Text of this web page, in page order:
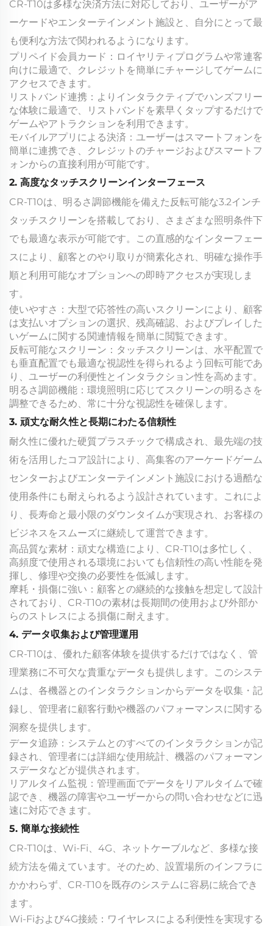
CR-T10は多様な決済方法に対応しており、ユーザーがア
ーケードやエンターテインメント施設と、自分にとって最
も便利な方法で関われるようになります。
プリペイド会員カード：ロイヤリティプログラムや常連客
向けに最適で、クレジットを簡単にチャージしてゲームに
アクセスできます。
リストバンド連携：よりインタラクティブでハンズフリー
な体験に最適で、リストバンドを素早くタップするだけで
ゲームやアトラクションを利用できます。
モバイルアプリによる決済：ユーザーはスマートフォンを
簡単に連携でき、クレジットのチャージおよびスマートフ
ォンからの直接利用が可能です。
2. 高度なタッチスクリーンインターフェース
CR-T10は、明るさ調節機能を備えた反転可能な3.2インチ
タッチスクリーンを搭載しており、さまざまな照明条件下
でも最適な表示が可能です。この直感的なインターフェー
スにより、顧客とのやり取りが簡素化され、明確な操作手
順と利用可能なオプションへの即時アクセスが実現しま
す。
使いやすさ：大型で応答性の高いスクリーンにより、顧客
は支払いオプションの選択、残高確認、およびプレイした
いゲームに関する関連情報を簡単に閲覧できます。
反転可能なスクリーン：タッチスクリーンは、水平配置で
も垂直配置でも最適な視認性を得られるよう回転可能であ
り、ユーザーの利便性とインタラクション性を高めます。
明るさ調節機能：環境照明に応じてスクリーンの明るさを
調整できるため、常に十分な視認性を確保します。
3. 頑丈な耐久性と長期にわたる信頼性
耐久性に優れた硬質プラスチックで構成され、最先端の技
術を活用したコア設計により、高集客のアーケードゲーム
センターおよびエンターテインメント施設における過酷な
使用条件にも耐えられるよう設計されています。これによ
り、長寿命と最小限のダウンタイムが実現され、お客様の
ビジネスをスムーズに継続して運営できます。
高品質な素材：頑丈な構造により、CR-T10は多忙しく、
高頻度で使用される環境においても信頼性の高い性能を発
揮し、修理や交換の必要性を低減します。
摩耗・損傷に強い：顧客との継続的な接触を想定して設計
されており、CR-T10の素材は長期間の使用および外部か
らのストレスによる損傷に耐えます。
4. データ収集および管理運用
CR-T10は、優れた顧客体験を提供するだけではなく、管
理業務に不可欠な貴重なデータも提供します。このシステ
ムは、各機器とのインタラクションからデータを収集・記
録し、管理者に顧客行動や機器のパフォーマンスに関する
洞察を提供します。
データ追跡：システムとのすべてのインタラクションが記
録され、管理者には詳細な使用統計、機器のパフォーマン
スデータなどが提供されます。
リアルタイム監視：管理画面でデータをリアルタイムで確
認でき、機器の障害やユーザーからの問い合わせなどに迅
速に対応できます。
5. 簡単な接続性
CR-T10は、Wi-Fi、4G、ネットケーブルなど、多様な接
続方法を備えています。そのため、設置場所のインフラに
かかわらず、CR-T10を既存のシステムに容易に統合でき
ます。
Wi-Fiおよび4G接続：ワイヤレスによる利便性を実現する